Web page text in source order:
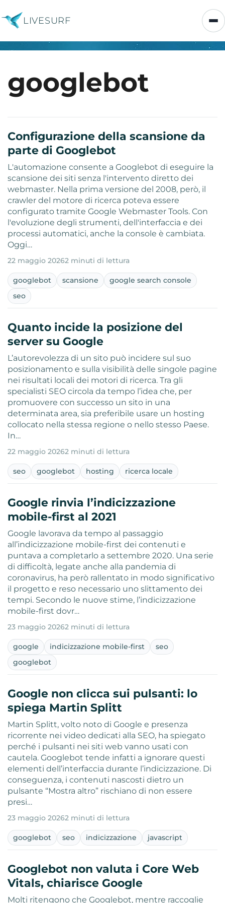
LIVESURF
googlebot
Configurazione della scansione da
parte di Googlebot
L'automazione consente a Googlebot di eseguire la
scansione dei siti senza l'intervento diretto dei
webmaster. Nella prima versione del 2008, però, il
crawler del motore di ricerca poteva essere
configurato tramite Google Webmaster Tools. Con
l'evoluzione degli strumenti, dell'interfaccia e dei
processi automatici, anche la console è cambiata.
Oggi…
22 maggio 20262 minuti di lettura
googlebot scansione
google search console
seo
Quanto incide la posizione del
server su Google
L’autorevolezza di un sito può incidere sul suo
posizionamento e sulla visibilità delle singole pagine
nei risultati locali dei motori di ricerca. Tra gli
specialisti SEO circola da tempo l’idea che, per
promuovere con successo un sito in una
determinata area, sia preferibile usare un hosting
collocato nella stessa regione o nello stesso Paese.
In…
22 maggio 20262 minuti di lettura
seo googlebot hosting ricerca locale
Google rinvia l’indicizzazione
mobile-first al 2021
Google lavorava da tempo al passaggio
all’indicizzazione mobile-first dei contenuti e
puntava a completarlo a settembre 2020. Una serie
di difficoltà, legate anche alla pandemia di
coronavirus, ha però rallentato in modo significativo
il progetto e reso necessario uno slittamento dei
tempi. Secondo le nuove stime, l’indicizzazione
mobile-first dovr…
23 maggio 20262 minuti di lettura
google indicizzazione mobile-first
seo
googlebot
Google non clicca sui pulsanti: lo
spiega Martin Splitt
Martin Splitt, volto noto di Google e presenza
ricorrente nei video dedicati alla SEO, ha spiegato
perché i pulsanti nei siti web vanno usati con
cautela. Googlebot tende infatti a ignorare questi
elementi dell’interfaccia durante l’indicizzazione. Di
conseguenza, i contenuti nascosti dietro un
pulsante “Mostra altro” rischiano di non essere
presi…
23 maggio 20262 minuti di lettura
googlebot seo indicizzazione javascript
Googlebot non valuta i Core Web
Vitals, chiarisce Google
Molti ritengono che Googlebot, mentre raccoglie